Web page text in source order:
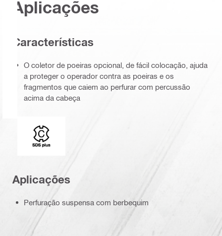
Aplicações
Características
O coletor de poeiras opcional, de fácil colocação, ajuda
a proteger o operador contra as poeiras e os
fragmentos que caiem ao perfurar com percussão
acima da cabeça
Adaptador para coroa
Aplicações
Perfuração suspensa com berbequim